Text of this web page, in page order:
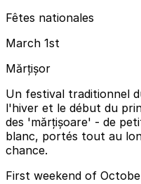
Fêtes nationales
March 1st
Mărțișor
Un festival traditionnel
l'hiver et le début du
des 'mărțișoare' - de
blanc, portés tout au
chance.
First weekend of